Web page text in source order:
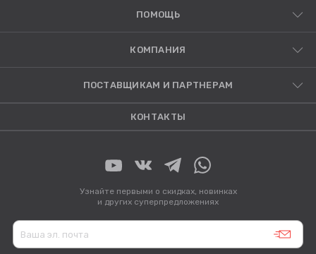
ПОМОЩЬ
КОМПАНИЯ
ПОСТАВЩИКАМ И ПАРТНЕРАМ
КОНТАКТЫ
Узнайте первыми о скидках, новинках
и других суперпредложениях